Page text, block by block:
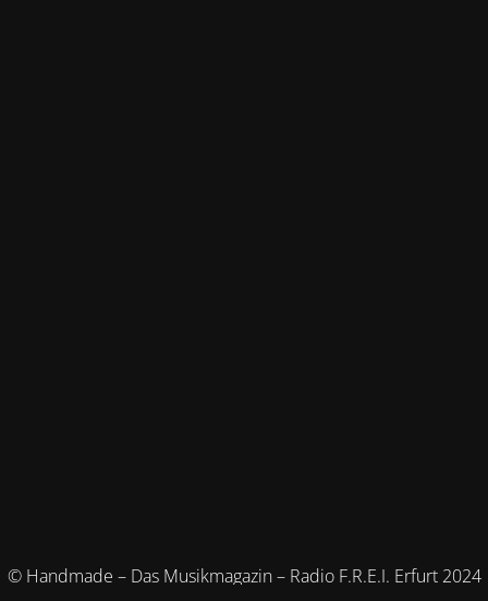
© Handmade – Das Musikmagazin – Radio F.R.E.I. Erfurt 2024